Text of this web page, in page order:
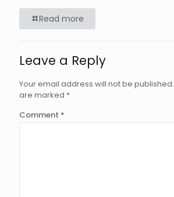
Read more
Leave a Reply
Your email address will not be published.
are marked *
Comment *